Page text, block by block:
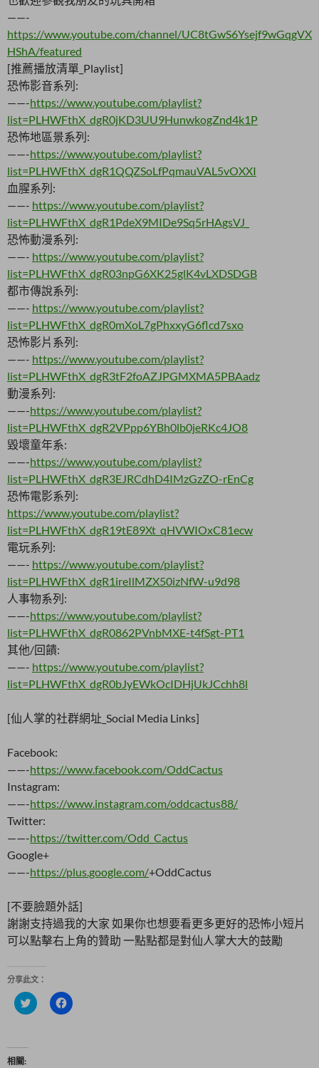
——-
https://www.youtube.com/channel/UC8tGwS6Ysejf9wGqgVX
HShA/featured
[推薦播放清單_Playlist]
恐怖影音系列:
——-https://www.youtube.com/playlist?
list=PLHWFthX_dgR0jKD3UU9HunwkogZnd4k1P
恐怖地區景系列:
——-https://www.youtube.com/playlist?
list=PLHWFthX_dgR1QQZSoLfPqmauVAL5vOXXI
血腥系列:
——- https://www.youtube.com/playlist?
list=PLHWFthX_dgR1PdeX9MIDe9Sq5rHAgsVJ_
恐怖動漫系列:
——- https://www.youtube.com/playlist?
list=PLHWFthX_dgR03npG6XK25glK4vLXDSDGB
都市傳說系列:
——- https://www.youtube.com/playlist?
list=PLHWFthX_dgR0mXoL7gPhxxyG6flcd7sxo
恐怖影片系列:
——- https://www.youtube.com/playlist?
list=PLHWFthX_dgR3tF2foAZJPGMXMA5PBAadz
動漫系列:
——-https://www.youtube.com/playlist?
list=PLHWFthX_dgR2VPpp6YBh0lb0jeRKc4JO8
毀壞童年系:
——-https://www.youtube.com/playlist?
list=PLHWFthX_dgR3EJRCdhD4IMzGzZO-rEnCg
恐怖電影系列:
https://www.youtube.com/playlist?
list=PLHWFthX_dgR19tE89Xt_qHVWIOxC81ecw
電玩系列:
——- https://www.youtube.com/playlist?
list=PLHWFthX_dgR1ireIlMZX50izNfW-u9d98
人事物系列:
——-https://www.youtube.com/playlist?
list=PLHWFthX_dgR0862PVnbMXE-t4fSgt-PT1
其他/回饋:
——- https://www.youtube.com/playlist?
list=PLHWFthX_dgR0bJyEWkOcIDHjUkJCchh8l
[仙人掌的社群網址_Social Media Links]
Facebook:
——-https://www.facebook.com/OddCactus
Instagram:
——-https://www.instagram.com/oddcactus88/
Twitter:
——-https://twitter.com/Odd_Cactus
Google+
——-https://plus.google.com/+OddCactus
[不要臉題外話]
謝謝支持過我的大家 如果你也想要看更多更好的恐怖小短片
可以點擊右上角的贊助 一點點都是對仙人掌大大的鼓勵
分享此文：
分
享
按
一
相關